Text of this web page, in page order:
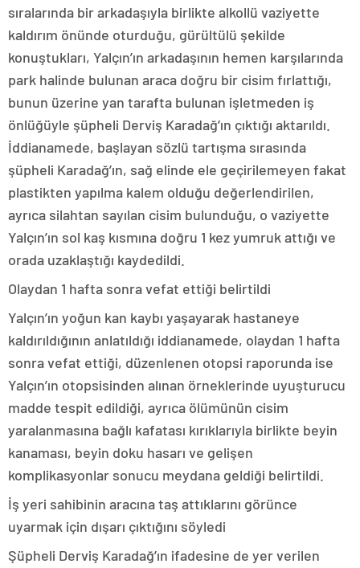
sıralarında bir arkadaşıyla birlikte alkollü vaziyette
kaldırım önünde oturduğu, gürültülü şekilde
konuştukları, Yalçın’ın arkadaşının hemen karşılarında
park halinde bulunan araca doğru bir cisim fırlattığı,
bunun üzerine yan tarafta bulunan işletmeden iş
önlüğüyle şüpheli Derviş Karadağ’ın çıktığı aktarıldı.
İddianamede, başlayan sözlü tartışma sırasında
şüpheli Karadağ’ın, sağ elinde ele geçirilemeyen fakat
plastikten yapılma kalem olduğu değerlendirilen,
ayrıca silahtan sayılan cisim bulunduğu, o vaziyette
Yalçın’ın sol kaş kısmına doğru 1 kez yumruk attığı ve
orada uzaklaştığı kaydedildi.
Olaydan 1 hafta sonra vefat ettiği belirtildi
Yalçın’ın yoğun kan kaybı yaşayarak hastaneye
kaldırıldığının anlatıldığı iddianamede, olaydan 1 hafta
sonra vefat ettiği, düzenlenen otopsi raporunda ise
Yalçın’ın otopsisinden alınan örneklerinde uyuşturucu
madde tespit edildiği, ayrıca ölümünün cisim
yaralanmasına bağlı kafatası kırıklarıyla birlikte beyin
kanaması, beyin doku hasarı ve gelişen
komplikasyonlar sonucu meydana geldiği belirtildi.
İş yeri sahibinin aracına taş attıklarını görünce
uyarmak için dışarı çıktığını söyledi
Şüpheli Derviş Karadağ’ın ifadesine de yer verilen